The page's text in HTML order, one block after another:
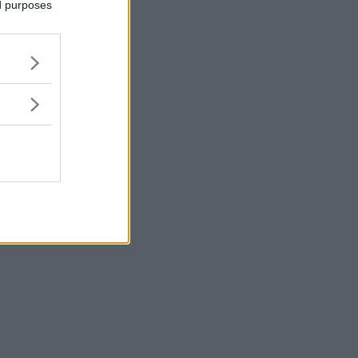
purposes